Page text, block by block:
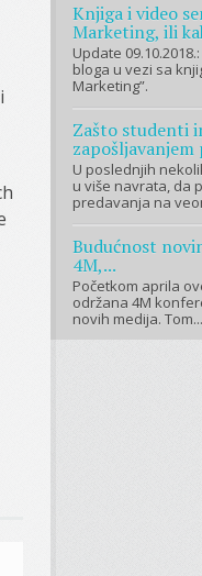
Knjiga i video
Marketing, ili
Update
bloga u vezi sa
Marketing”.
Zašto studenti
zapošljavanjem
U poslednjih
u više navrata, da
predavanja na
Budućnost
4M,...
Početkom aprila
održana 4M
novih medija. Tom...